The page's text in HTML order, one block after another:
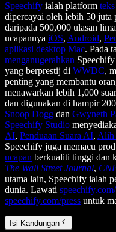
Speechify ialah platform
dipercayai oleh lebih 50 juta
daripada 500,000 ulasan
ucapannya iOS, Android,
aplikasi desktop Mac. Pada
menganugerahkan
yang berprestij di WWDC,
penting yang membantu
menawarkan lebih 1,000
dan digunakan di hampir
Snoop Dogg dan Gwyneth
Speechify Studio
AI, Penduaan Suara AI, Alih
Speechify juga memacu
ucapan berkualiti tinggi dan
The Wall Street Journal,
utama lain, Speechify ialah
dunia. Lawati
speechify.com/press untuk
Isi Kandungan